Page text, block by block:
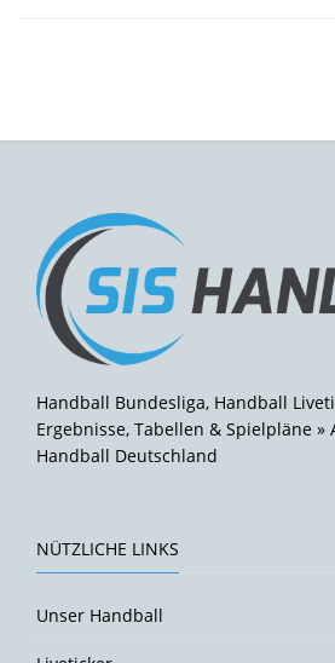
Handball Bundesliga, Handball
Ergebnisse, Tabellen & Spielpläne »
Handball Deutschland
NÜTZLICHE LINKS
Unser Handball